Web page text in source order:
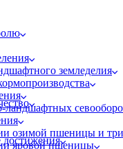
земледелия
ландшафтных
озимой пшеницы и
яровой пшеницы